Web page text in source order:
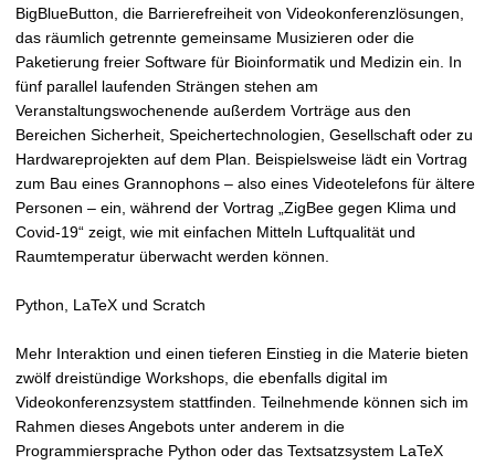
BigBlueButton, die Barrierefreiheit von Videokonferenzlösungen,
das räumlich getrennte gemeinsame Musizieren oder die
Paketierung freier Software für Bioinformatik und Medizin ein. In
fünf parallel laufenden Strängen stehen am
Veranstaltungswochenende außerdem Vorträge aus den
Bereichen Sicherheit, Speichertechnologien, Gesellschaft oder zu
Hardwareprojekten auf dem Plan. Beispielsweise lädt ein Vortrag
zum Bau eines Grannophons – also eines Videotelefons für ältere
Personen – ein, während der Vortrag „ZigBee gegen Klima und
Covid-19“ zeigt, wie mit einfachen Mitteln Luftqualität und
Raumtemperatur überwacht werden können.
Python, LaTeX und Scratch
Mehr Interaktion und einen tieferen Einstieg in die Materie bieten
zwölf dreistündige Workshops, die ebenfalls digital im
Videokonferenzsystem stattfinden. Teilnehmende können sich im
Rahmen dieses Angebots unter anderem in die
Programmiersprache Python oder das Textsatzsystem LaTeX